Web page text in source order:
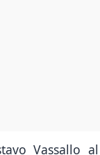
Vassallo